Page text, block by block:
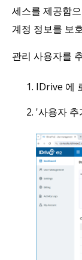
세스를 제공함
계정 정보를 보
관리 사용자를
IDrive 에
'사용자 추